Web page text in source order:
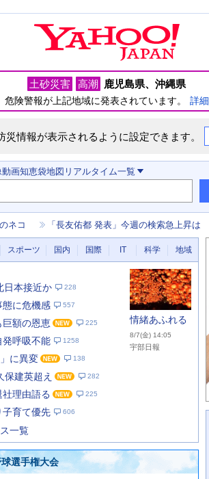
土砂災害 高潮 鹿児島県 沖縄県
危険警報が上記地域に発表されています。 詳細
災情報が表示されるように設定できます。
動画知恵袋地図 リアルタイム一覧
ネコ 「長友佑都 発表」今週の検索急上昇は
スポーツ 国内 国際 IT 科学 地域
日本接近か 228
態に危機感 557
巨額の恩恵 225
発呼吸不能 1258
に異変 138
保建英超え 282
理由語る 225
子育て優先 606
情緒あふれる
8/7(金) 14:05
宇部日報
一覧
選手権大会